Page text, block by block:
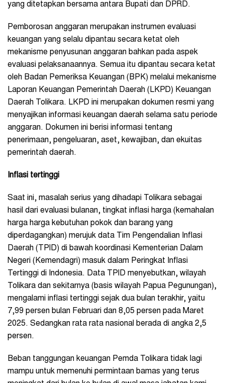
yang ditetapkan bersama antara Bupati dan DPRD.
Pemborosan anggaran merupakan instrumen evaluasi
keuangan yang selalu dipantau secara ketat oleh
mekanisme penyusunan anggaran bahkan pada aspek
evaluasi pelaksanaannya. Semua itu dipantau secara ketat
oleh Badan Pemeriksa Keuangan (BPK) melalui mekanisme
Laporan Keuangan Pemerintah Daerah (LKPD) Keuangan
Daerah Tolikara. LKPD ini merupakan dokumen resmi yang
menyajikan informasi keuangan daerah selama satu periode
anggaran. Dokumen ini berisi informasi tentang
penerimaan, pengeluaran, aset, kewajiban, dan ekuitas
pemerintah daerah.
Inflasi tertinggi
Saat ini, masalah serius yang dihadapi Tolikara sebagai
hasil dari evaluasi bulanan, tingkat inflasi harga (kemahalan
harga harga kebutuhan pokok dan barang yang
diperdagangkan) merujuk data Tim Pengendalian Inflasi
Daerah (TPID) di bawah koordinasi Kementerian Dalam
Negeri (Kemendagri) masuk dalam Peringkat Inflasi
Tertinggi di Indonesia. Data TPID menyebutkan, wilayah
Tolikara dan sekitarnya (basis wilayah Papua Pegunungan),
mengalami inflasi tertinggi sejak dua bulan terakhir, yaitu
7,99 persen bulan Februari dan 8,05 persen pada Maret
2025. Sedangkan rata rata nasional berada di angka 2,5
persen.
Beban tanggungan keuangan Pemda Tolikara tidak lagi
mampu untuk memenuhi permintaan bamas yang terus